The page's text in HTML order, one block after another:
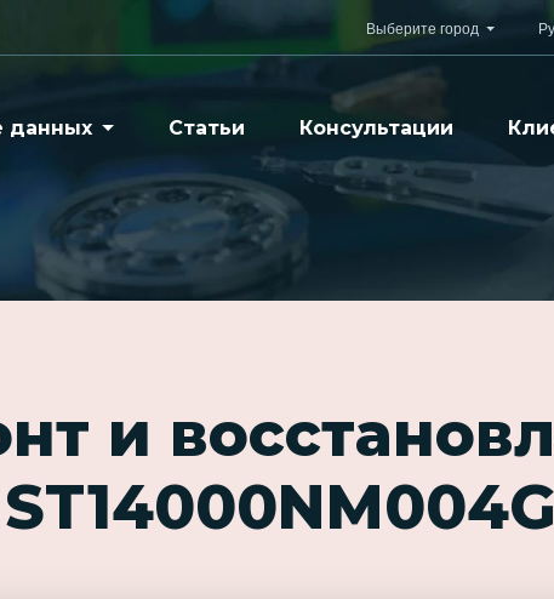
данных Статьи Консультации
Выберите город
и
ST14000NM004G